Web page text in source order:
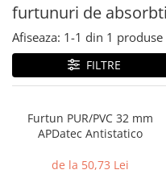
ASA
SILK
HIPS
PMMA
MULTIMATERIAL
furtunuri de
Afiseaza: 1-1 din 1 produse
FILTRE
Furtun PUR/PVC 32 mm
APDatec Antistatico
de la 50,73 Lei